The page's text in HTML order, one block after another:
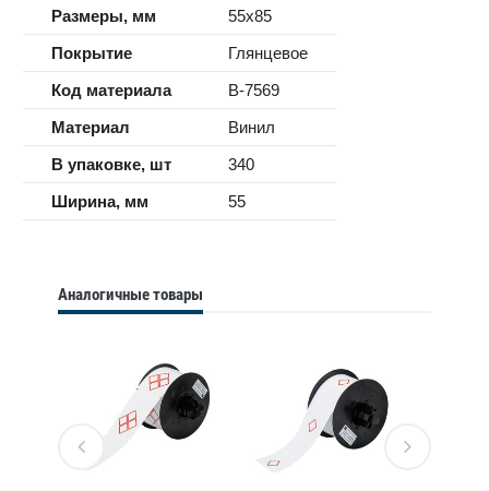
Размеры, мм
55x85
Покрытие
Глянцевое
Код материала
B-7569
Материал
Винил
В упаковке, шт
340
Ширина, мм
55
Аналогичные товары